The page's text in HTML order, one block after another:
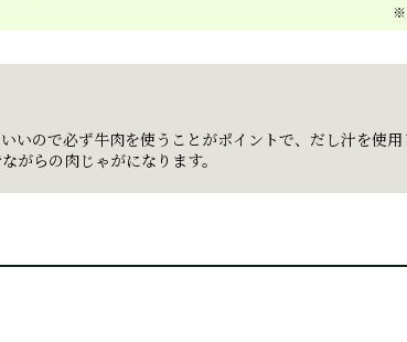
ので必ず牛肉を使うことがポイントで、だし汁を使
がらの肉じゃがになります。